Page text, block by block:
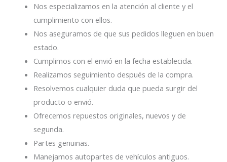
Nos especializamos en la atención al cliente y el
cumplimiento con ellos.
Nos aseguramos de que sus pedidos lleguen en buen
estado.
Cumplimos con el envió en la fecha establecida.
Realizamos seguimiento después de la compra.
Resolvemos cualquier duda que pueda surgir del
producto o envió.
Ofrecemos repuestos originales, nuevos y de
segunda.
Partes genuinas.
Manejamos autopartes de vehículos antiguos.